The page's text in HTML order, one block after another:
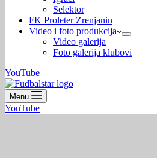
Selektor
FK Proleter Zrenjanin
Video i foto produkcija
Video galerija
Foto galerija klubovi
YouTube
Menu
YouTube